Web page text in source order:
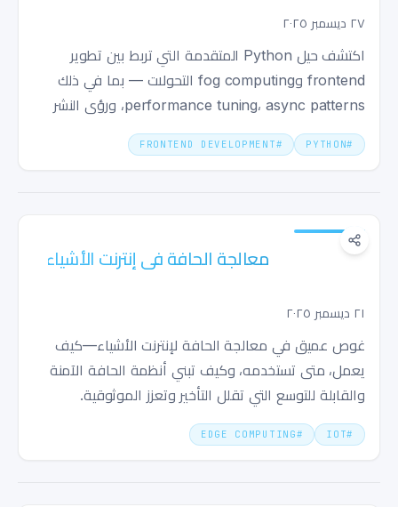
٢٧ ديسمبر ٢٠٢٥
اكتشف حيل Python المتقدمة التي تربط بين تطوير
frontend وfog computing التحولات — بما في ذلك
performance tuning، async patterns، ورؤى النشر
الواقعي.
#
PYTHON
#
FRONTEND DEVELOPMENT
معالجة الحافة في إنترنت الأشياء: أذكى، أسرع،
٢١ ديسمبر ٢٠٢٥
غوص عميق في معالجة الحافة لإنترنت الأشياء—كيف
يعمل، متى تستخدمه، وكيف تبني أنظمة الحافة الآمنة
والقابلة للتوسع التي تقلل التأخير وتعزز الموثوقية.
#
IOT
#
EDGE COMPUTING